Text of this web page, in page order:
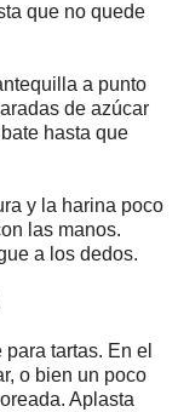
que no quede
a punto
de azúcar
hasta que
y la harina poco
las manos.
a los dedos.
tartas. En el
o bien un poco
Aplasta